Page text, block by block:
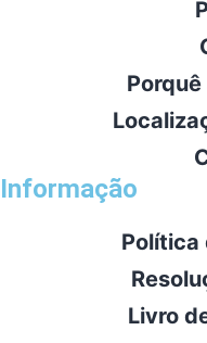
Informação
Política
Livro